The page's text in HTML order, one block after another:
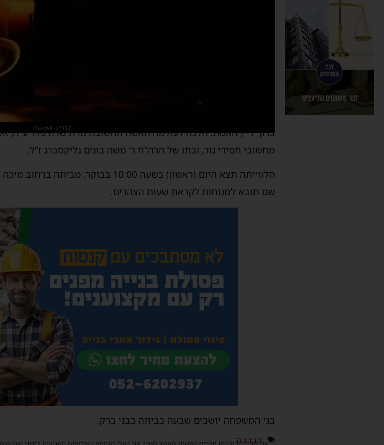
קרדיט: freepik
ברוך דיין האמת: הלכה לעולמה האשה החשובה מרת שרה פלד ע”ה,
מחשובי חסידי גור, ובתו של הרה”ח ר’ משה בונים גליקסברג ז”ל.
שם תובא למנוחות לקראת שעות הצהרים.
בני המשפחה יושבים שבעה בביתה בבני ברק.
ת.נ.צ.ב.ה.